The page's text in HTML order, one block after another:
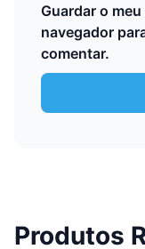
Guardar o
navegador
comentar.
Produtos